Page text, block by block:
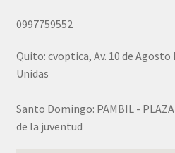
0997759552
Quito: cvoptica, Av. 10 de Agosto
Unidas
Santo Domingo: PAMBIL -
de la juventud